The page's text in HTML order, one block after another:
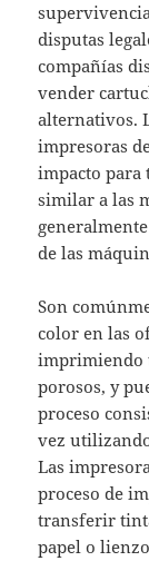
disputas
compañías
vender
alternativos.
impresoras
impacto
similar a las
de las
Son
color en las
imprimiendo
porosos, y
proceso
vez
Las
proceso de
transferir
papel o